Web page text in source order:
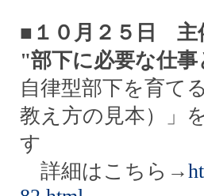
■１０月２５日 主
"部下に必要な仕
自律型部下を育て
教え方の見本）」
す
詳細はこちら→